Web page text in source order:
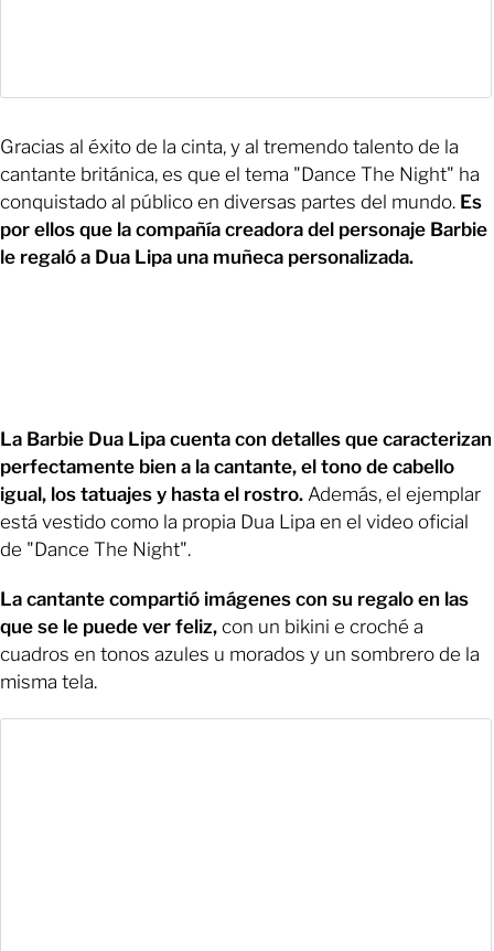
Gracias al éxito de la cinta, y al tremendo talento de la
cantante británica, es que el tema "Dance The Night" ha
conquistado al público en diversas partes del mundo. Es
por ellos que la compañía creadora del personaje Barbie
le regaló a Dua Lipa una muñeca personalizada.
La Barbie Dua Lipa cuenta con detalles que caracterizan
perfectamente bien a la cantante, el tono de cabello
igual, los tatuajes y hasta el rostro. Además, el ejemplar
está vestido como la propia Dua Lipa en el video oficial
de "Dance The Night".
La cantante compartió imágenes con su regalo en las
que se le puede ver feliz, con un bikini e croché a
cuadros en tonos azules u morados y un sombrero de la
misma tela.